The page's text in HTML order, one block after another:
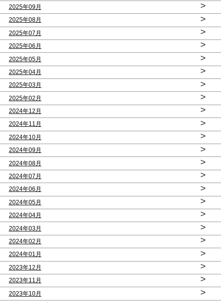
2025年09月 >
2025年08月 >
2025年07月 >
2025年06月 >
2025年05月 >
2025年04月 >
2025年03月 >
2025年02月 >
2024年12月 >
2024年11月 >
2024年10月 >
2024年09月 >
2024年08月 >
2024年07月 >
2024年06月 >
2024年05月 >
2024年04月 >
2024年03月 >
2024年02月 >
2024年01月 >
2023年12月 >
2023年11月 >
2023年10月 >